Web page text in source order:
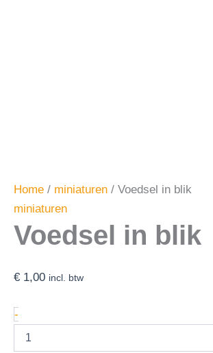
Home / miniaturen / Voedsel in blik
miniaturen
Voedsel in blik
€ 1,00 incl. btw
-